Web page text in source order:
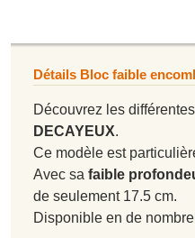
Détails Bloc faible
Découvrez les
DECAYEUX.
Ce modèle est
Avec sa faible
de seulement 17.5 cm.
Disponible en de